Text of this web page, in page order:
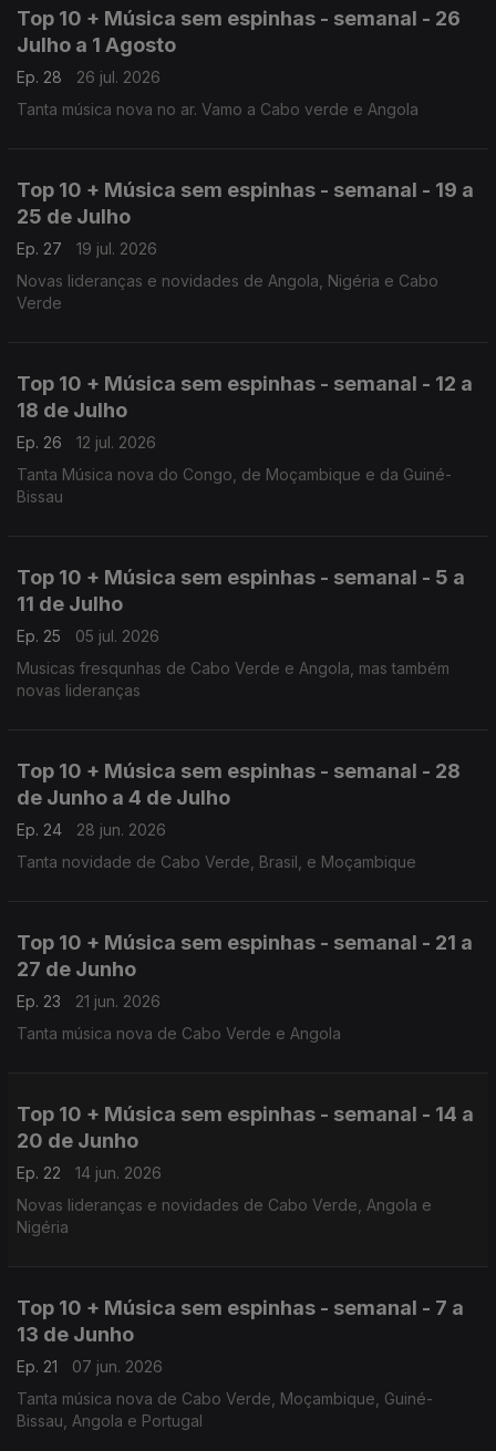
Top 10 + Música sem espinhas - semanal - 26
Julho a 1 Agosto
Ep. 28
26 jul. 2026
Tanta música nova no ar. Vamo a Cabo verde e Angola
Top 10 + Música sem espinhas - semanal - 19 a
25 de Julho
Ep. 27
19 jul. 2026
Novas lideranças e novidades de Angola, Nigéria e Cabo
Verde
Top 10 + Música sem espinhas - semanal - 12 a
18 de Julho
Ep. 26
12 jul. 2026
Tanta Música nova do Congo, de Moçambique e da Guiné-
Bissau
Top 10 + Música sem espinhas - semanal - 5 a
11 de Julho
Ep. 25
05 jul. 2026
Musicas fresqunhas de Cabo Verde e Angola, mas também
novas lideranças
Top 10 + Música sem espinhas - semanal - 28
de Junho a 4 de Julho
Ep. 24
28 jun. 2026
Tanta novidade de Cabo Verde, Brasil, e Moçambique
Top 10 + Música sem espinhas - semanal - 21 a
27 de Junho
Ep. 23
21 jun. 2026
Tanta música nova de Cabo Verde e Angola
Top 10 + Música sem espinhas - semanal - 14 a
20 de Junho
Ep. 22
14 jun. 2026
Novas lideranças e novidades de Cabo Verde, Angola e
Nigéria
Top 10 + Música sem espinhas - semanal - 7 a
13 de Junho
Ep. 21
07 jun. 2026
Tanta música nova de Cabo Verde, Moçambique, Guiné-
Bissau, Angola e Portugal